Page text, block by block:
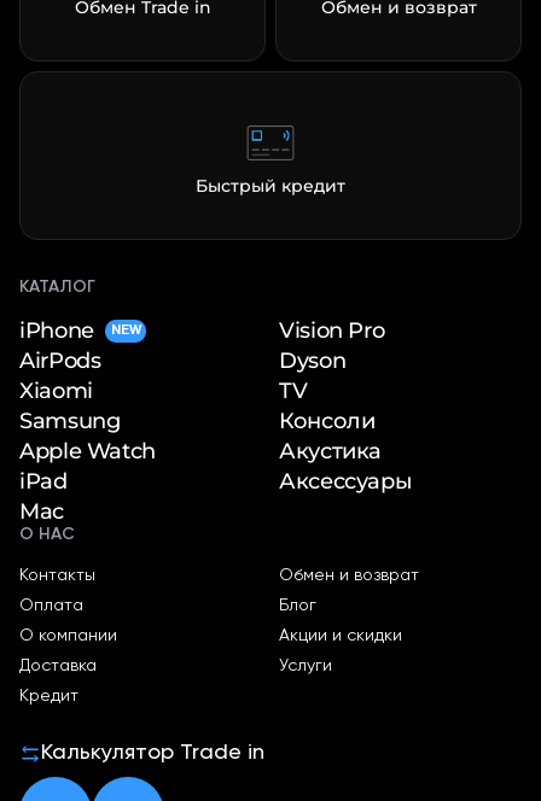
Обмен Trade in Обмен и возврат
Быстрый кредит
КАТАЛОГ
iPhone NEW
AirPods
Xiaomi
Samsung
Apple Watch
iPad
Mac
Vision Pro
Dyson
TV
Консоли
Акустика
Аксессуары
О НАС
Контакты
Оплата
О компании
Доставка
Кредит
Обмен и возврат
Блог
Акции и скидки
Услуги
Калькулятор Trade in